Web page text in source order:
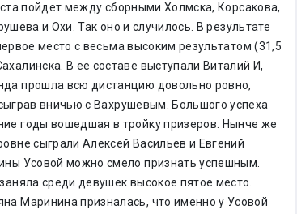
пойдет между сборными Холмска, Корсакова,
и Охи. Так оно и случилось. В результате
место с весьма высоким результатом (31,5
В ее составе выступали Виталий И,
прошла всю дистанцию довольно ровно,
вничью с Вахрушевым. Большого успеха
годы вошедшая в тройку призеров. Нынче же
сыграли Алексей Васильев и Евгений
Усовой можно смело признать успешным.
среди девушек высокое пятое место.
Маринина призналась, что именно у Усовой